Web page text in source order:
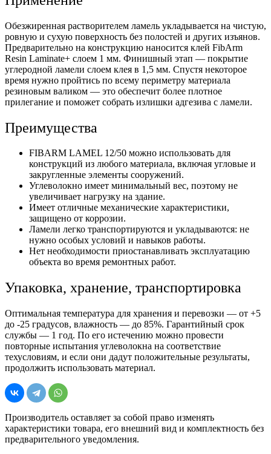
Обезжиренная растворителем ламель укладывается на чистую,
ровную и сухую поверхность без полостей и других изъянов.
Предварительно на конструкцию наносится клей FibArm
Resin Laminate+ слоем 1 мм. Финишный этап — покрытие
углеродной ламели слоем клея в 1,5 мм. Спустя некоторое
время нужно пройтись по всему периметру материала
резиновым валиком — это обеспечит более плотное
прилегание и поможет собрать излишки адгезива с ламели.
Преимущества
FIBARM LAMEL 12/50 можно использовать для
конструкций из любого материала, включая угловые и
закругленные элементы сооружений.
Углеволокно имеет минимальный вес, поэтому не
увеличивает нагрузку на здание.
Имеет отличные механические характеристики,
защищено от коррозии.
Ламели легко транспортируются и укладываются: не
нужно особых условий и навыков работы.
Нет необходимости приостанавливать эксплуатацию
объекта во время ремонтных работ.
Упаковка, хранение, транспортировка
Оптимальная температура для хранения и перевозки — от +5
до -25 градусов, влажность — до 85%. Гарантийный срок
службы — 1 год. По его истечению можно провести
повторные испытания углеволокна на соответствие
техусловиям, и если они дадут положительные результаты,
продолжить использовать материал.
Производитель оставляет за собой право изменять
характеристики товара, его внешний вид и комплектность без
предварительного уведомления.